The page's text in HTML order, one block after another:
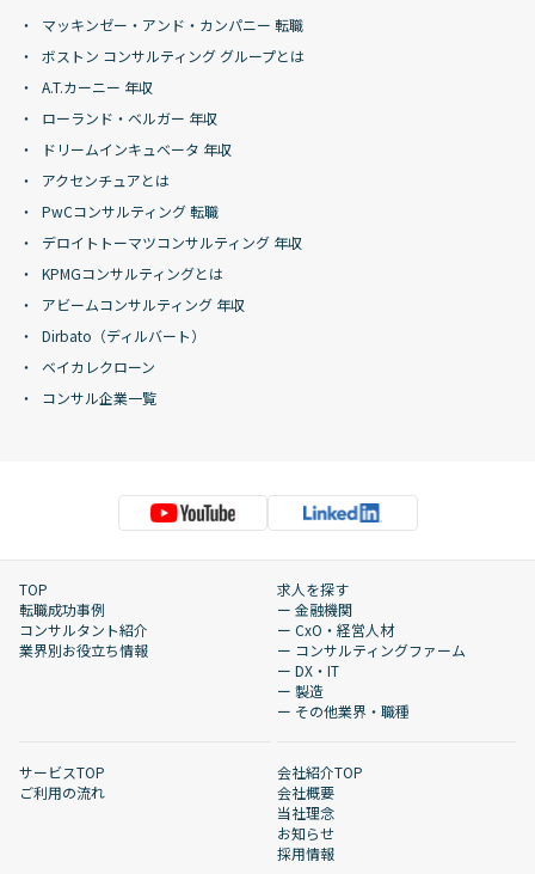
マッキンゼー・アンド・カンパニー 転職
ボストン コンサルティング グループとは
A.T.カーニー 年収
ローランド・ベルガー 年収
ドリームインキュベータ 年収
アクセンチュアとは
PwCコンサルティング 転職
デロイトトーマツコンサルティング 年収
KPMGコンサルティングとは
アビームコンサルティング 年収
Dirbato（ディルバート）
ベイカレクローン
コンサル企業一覧
TOP
転職成功事例
コンサルタント紹介
業界別お役立ち情報
求人を探す
ー 金融機関
ー CxO・経営人材
ー コンサルティングファーム
ー DX・IT
ー 製造
ー その他業界・職種
サービスTOP
ご利用の流れ
会社紹介TOP
会社概要
当社理念
お知らせ
採用情報